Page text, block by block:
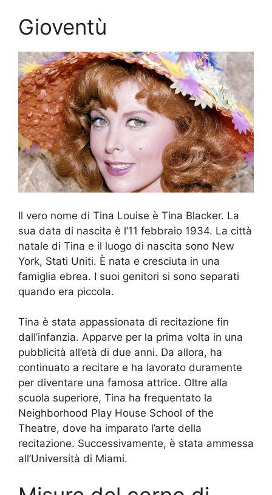
Gioventù
Il vero nome di Tina Louise è Tina Blacker. La
sua data di nascita è l’11 febbraio 1934. La città
natale di Tina e il luogo di nascita sono New
York, Stati Uniti. È nata e cresciuta in una
famiglia ebrea. I suoi genitori si sono separati
quando era piccola.
Tina è stata appassionata di recitazione fin
dall’infanzia. Apparve per la prima volta in una
pubblicità all’età di due anni. Da allora, ha
continuato a recitare e ha lavorato duramente
per diventare una famosa attrice. Oltre alla
scuola superiore, Tina ha frequentato la
Neighborhood Play House School of the
Theatre, dove ha imparato l’arte della
recitazione. Successivamente, è stata ammessa
all’Università di Miami.